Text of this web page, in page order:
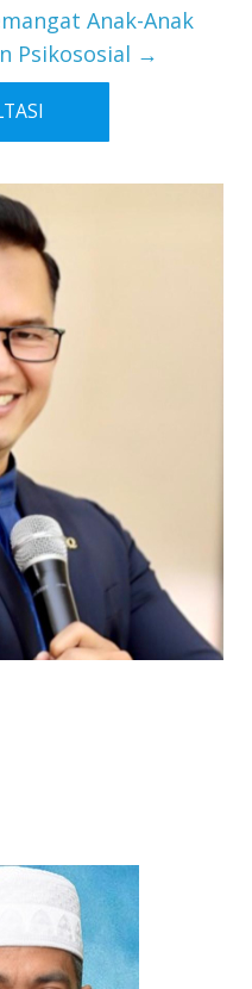
Anak-Anak
Psikososial →